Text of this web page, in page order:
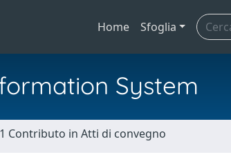
Home Sfoglia
System
Contributo in Atti di convegno